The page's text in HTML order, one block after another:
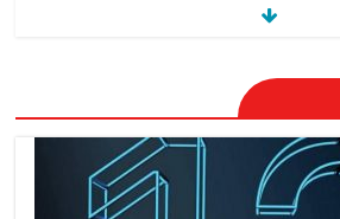
القضاء الأعلى: القبض على عدد من
موظفي بلدية الناصرية ومعقبين
ضبطت بحوزتهم مستندات وأختام
مزورة
7 أغسطس، 2026 No Comment